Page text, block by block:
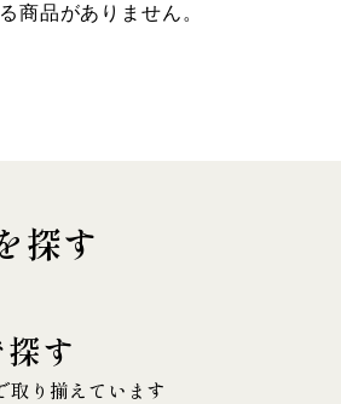
商品がありません。
探す
す
取り揃えています